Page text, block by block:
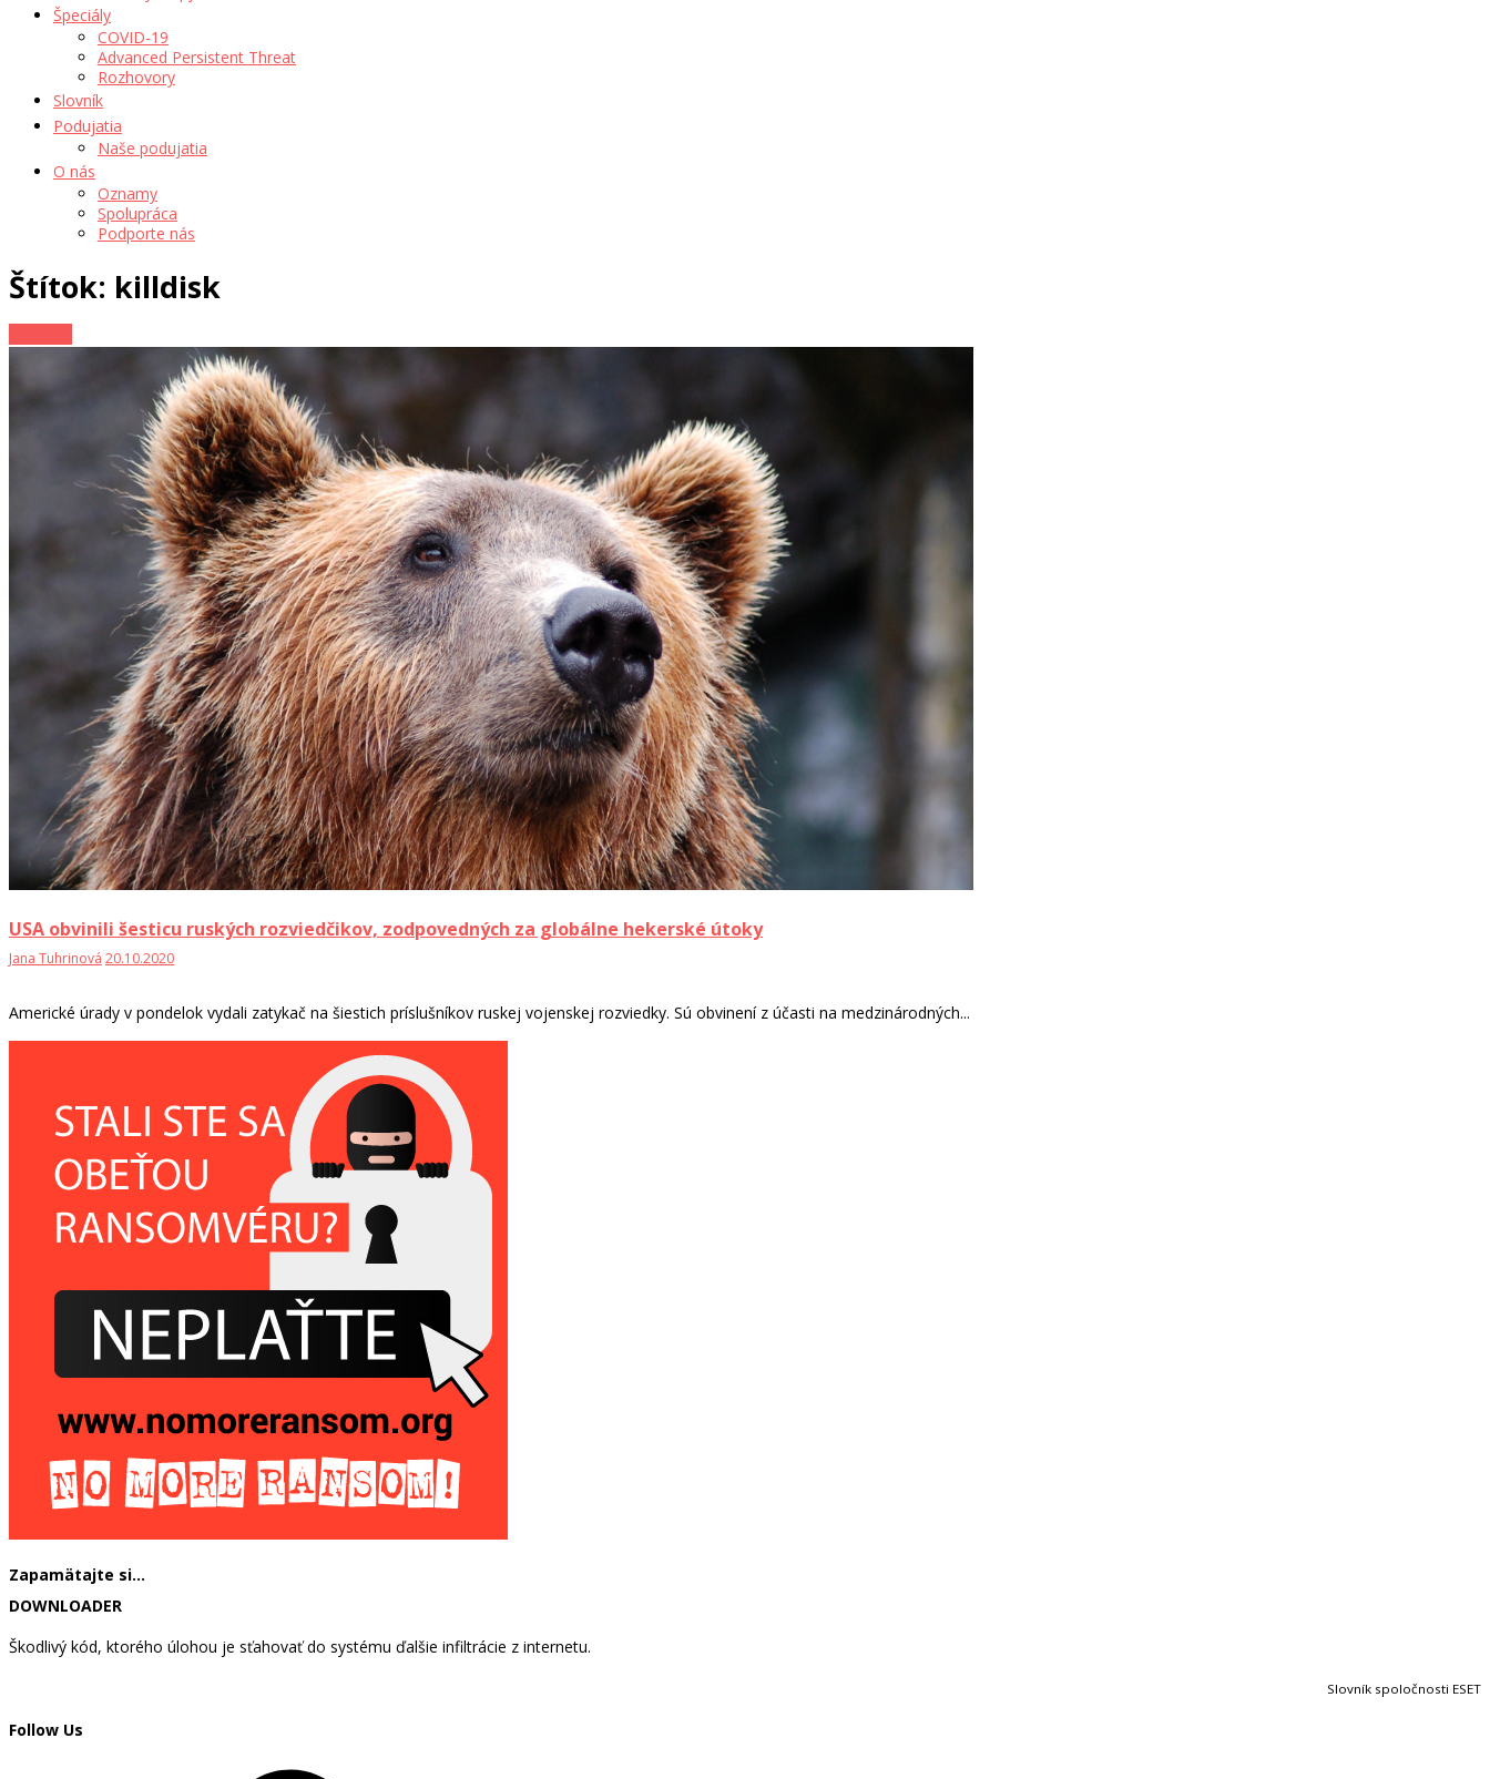
Špeciály
COVID-19
Advanced Persistent Threat
Rozhovory
Slovník
Podujatia
Naše podujatia
O nás
Oznamy
Spolupráca
Podporte nás
Štítok: killdisk
USA obvinili šesticu ruských rozviedčikov, zodpovedných za globálne hekerské útoky
Jana Tuhrinová 20.10.2020
Americké úrady v pondelok vydali zatykač na šiestich príslušníkov ruskej vojenskej rozviedky. Sú obvinení z účasti na medzinárodných...
Zapamätajte si…
DOWNLOADER
Škodlivý kód, ktorého úlohou je sťahovať do systému ďalšie infiltrácie z internetu.
Slovník spoločnosti ESET
Follow Us